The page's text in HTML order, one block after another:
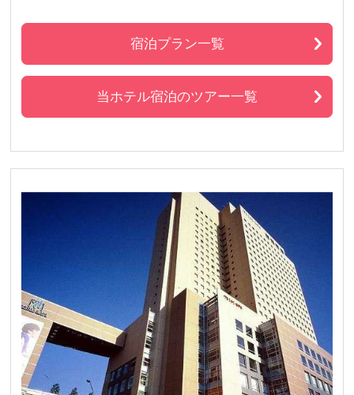
宿泊プラン一覧
当ホテル宿泊のツアー一覧